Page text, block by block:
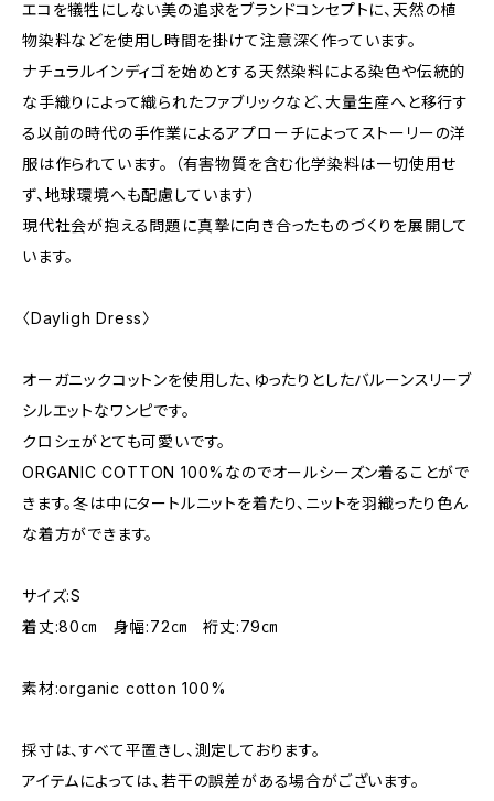
エコを犠牲にしない美の追求をブランドコンセプトに、天然の植
物染料などを使用し時間を掛けて注意深く作っています。
ナチュラルインディゴを始めとする天然染料による染色や伝統的
な手織りによって織られたファブリックなど、大量生産へと移行す
る以前の時代の手作業によるアプローチによってストーリーの洋
服は作られています。 （有害物質を含む化学染料は一切使用せ
ず、地球環境へも配慮しています）
現代社会が抱える問題に真摯に向き合ったものづくりを展開して
います。
〈Dayligh Dress〉
オーガニックコットンを使用した、ゆったりとしたバルーンスリーブ
シルエットなワンピです。
クロシェがとても可愛いです。
ORGANIC COTTON 100%なのでオールシーズン着ることがで
きます。冬は中にタートルニットを着たり、ニットを羽織ったり色ん
な着方ができます。
サイズ:S
着丈:80㎝ 身幅:72㎝ 裄丈:79㎝
素材:organic cotton 100%
採寸は、すべて平置きし、測定しております。
アイテムによっては、若干の誤差がある場合がございます。